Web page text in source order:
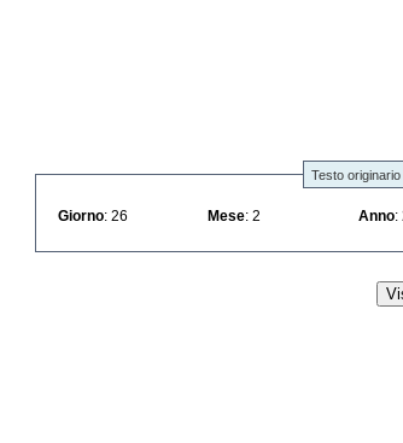
Testo
Giorno : 26 Mese : 2 Anno